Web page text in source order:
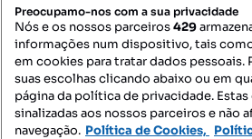
Mapa do Site
Contacte-nos
Preocupamo-nos com a sua privacidade
Nós e os nossos parceiros429
informações num dispositivo, tais
em cookies para tratar dados pessoais.
suas escolhas clicando abaixo ou em
página da política de privacidade. Estas
sinalizadas aos nossos parceiros e não
navegação. Política de Cookies,